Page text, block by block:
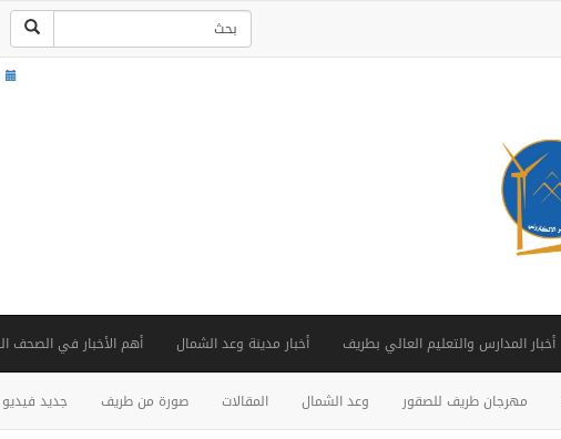
أخبار المدارس والتعليم العالي بطريف أخبار مدينة وعد الشمال أهم الأخبار في الصحف
مهرجان طريف للصقور وعد الشمال المقالات صورة من طريف جديد